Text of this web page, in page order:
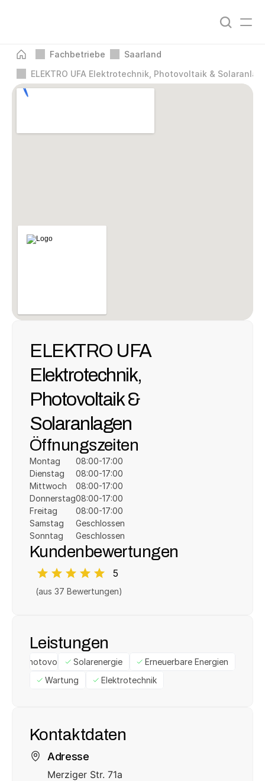
Fachbetriebe
Saarland
ELEKTRO UFA Elektrotechnik, Photovoltaik &
ELEKTRO UFA
Elektrotechnik,
Photovoltaik &
Solaranlagen
Öffnungszeiten
Montag
Dienstag
Mittwoch
Donnerstag
Freitag
Samstag
Sonntag
08:00-17:00
08:00-17:00
08:00-17:00
08:00-17:00
08:00-17:00
Geschlossen
Geschlossen
Kundenbewertungen
5
(aus 37 Bewertungen)
Leistungen
Photovoltaik Solarenergie
Erneuerbare Energien
Wartung
Elektrotechnik
Kontaktdaten
Adresse
Merziger Str. 71a